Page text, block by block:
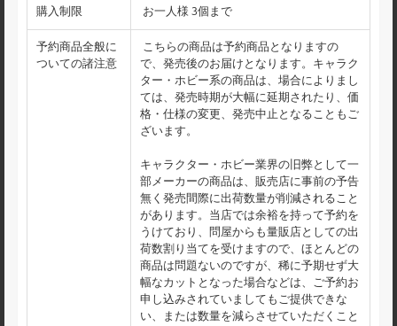
購入制限 お一人様 3個まで
予約商品全般に
ついての諸注意
こちらの商品は予約商品となりますの
で、発売後のお届けとなります。キャラク
ター・ホビー系の商品は、場合によりまし
ては、発売時期が大幅に延期されたり、価
格・仕様の変更、発売中止となることもご
ざいます。
キャラクター・ホビー業界の旧弊として一
部メーカーの商品は、販売店に事前の予告
無く発売間際に出荷数量が削減されること
があります。当店では余裕を持って予約を
うけており、問屋からも量販店としての出
荷数割り当てを受けますので、ほとんどの
商品は問題ないのですが、稀に予期せず大
幅なカットとなった場合などは、ご予約お
申し込みされていましてもご提供できな
い、または数量を減らさせていただくこと